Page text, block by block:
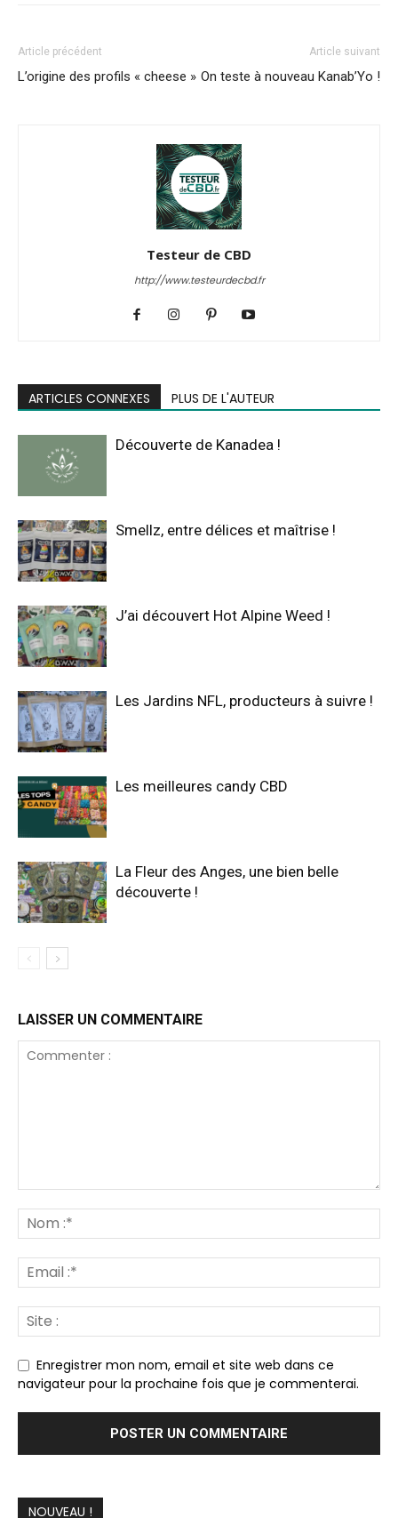
Article précédent
L’origine des profils « cheese »
Article suivant
On teste à nouveau Kanab’Yo !
Testeur de CBD
http://www.testeurdecbd.fr
ARTICLES CONNEXES PLUS DE L'AUTEUR
Découverte de Kanadea !
Smellz, entre délices et maîtrise !
J’ai découvert Hot Alpine Weed !
Les Jardins NFL, producteurs à suivre !
Les meilleures candy CBD
La Fleur des Anges, une bien belle
découverte !
LAISSER UN COMMENTAIRE
Enregistrer mon nom, email et site web dans ce
navigateur pour la prochaine fois que je commenterai.
NOUVEAU !